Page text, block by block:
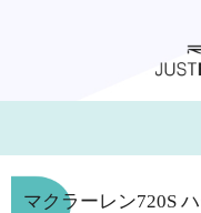
マクラーレン720S